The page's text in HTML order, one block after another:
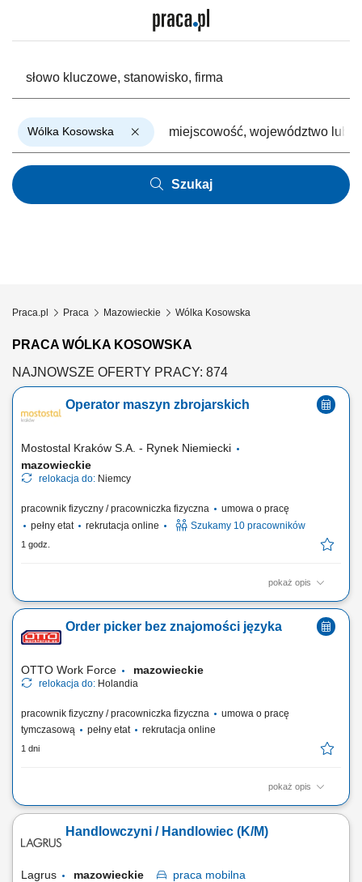
Wólka Kosowska
Szukaj
Praca.pl Praca Mazowieckie Wólka Kosowska
PRACA WÓLKA KOSOWSKA
NAJNOWSZE OFERTY PRACY: 874
Operator maszyn zbrojarskich
Mostostal Kraków S.A. - Rynek Niemiecki
mazowieckie
relokacja do: Niemcy
pracownik fizyczny / pracowniczka fizyczna
umowa o pracę
pełny etat
rekrutacja online Szukamy 10 pracowników
1 godz.
pokaż opis
Zakres obowiązków Obsługa maszyn zbrojarskich ‎( STEMA, Schnell,
Order picker bez znajomości języka
OTTO Work Force mazowieckie
relokacja do: Holandia
pracownik fizyczny / pracowniczka fizyczna
umowa o pracę
tymczasową
pełny etat rekrutacja online
1 dni
pokaż opis
Twoje codzienne zadania Kompletujesz i przygotowujesz zamówienia
ręcznego lub systemu voice picking Sprawdzać, czy wybierasz właściwy
produkt, w odpowiedniej ilości i jakości Pakować zamówienia tak, aby
Handlowczyni / Handlowiec (K/M)
Lagrus mazowieckie praca mobilna